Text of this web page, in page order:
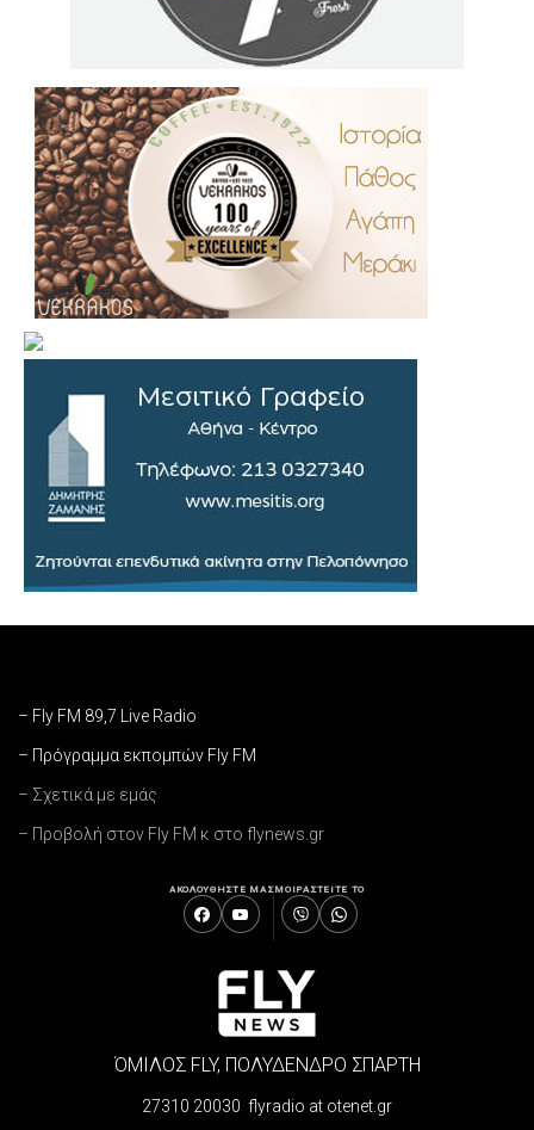
– Fly FM 89,7 Live Radio
– Πρόγραμμα εκπομπών Fly FM
– Σχετικά με εμάς
– Προβολή στον Fly FM κ στο flynews.gr
ΑΚΟΛΟΥΘΗΣΤΕ ΜΑΣΜΟΙΡΑΣΤΕΙΤΕ ΤΟ
ΌΜΙΛΟΣ FLY, ΠΟΛΥΔΕΝΔΡΟ ΣΠΑΡΤΗ
27310 20030 flyradio at otenet.gr